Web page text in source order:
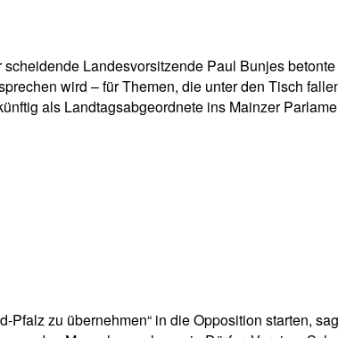
Landesvorsitzende Paul Bunjes
wird – für Themen, die unter den Tisch
als Landtagsabgeordnete ins Mainzer
zu übernehmen“ in die Opposition starten,